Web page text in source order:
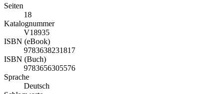
Seiten
18
Katalognummer
V18935
ISBN (eBook)
9783638231817
ISBN (Buch)
9783656305576
Sprache
Deutsch